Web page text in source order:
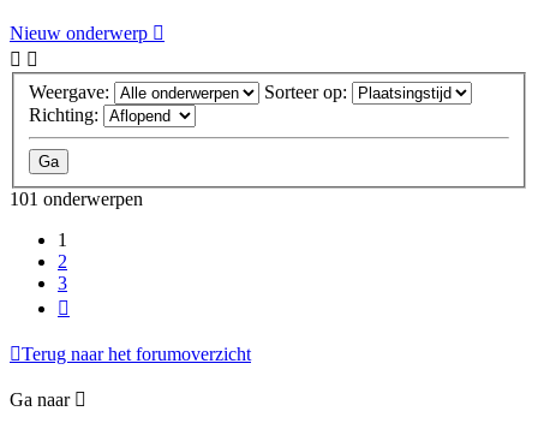
Nieuw onderwerp
Weergave:
Sorteer op:
Richting:
101 onderwerpen
1
2
3
Terug naar het forumoverzicht
Ga naar